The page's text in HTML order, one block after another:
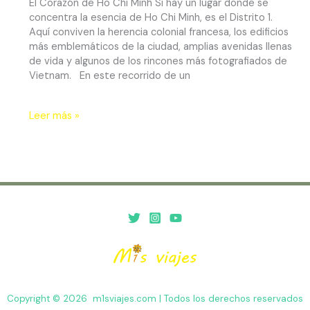
El Corazón de Ho Chi Minh Si hay un lugar donde se
concentra la esencia de Ho Chi Minh, es el Distrito 1.
Aquí conviven la herencia colonial francesa, los edificios
más emblemáticos de la ciudad, amplias avenidas llenas
de vida y algunos de los rincones más fotografiados de
Vietnam. En este recorrido de un
Leer más »
Copyright © 2026 m1sviajes.com | Todos los derechos reservados